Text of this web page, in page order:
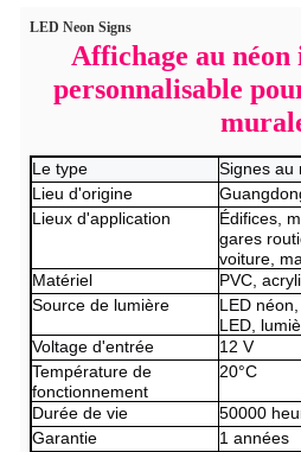
LED Neon Signs
Affichage au
personnalisable
Le type
Signes au
Lieu d'origine
Lieux d'application
Édifices,
gares
voiture,
Matériel
PVC,
Source de lumière
LED
LED,
Voltage d'entrée
12 V
Température de
fonctionnement
20°C
Durée de vie
50000
Garantie
1 années